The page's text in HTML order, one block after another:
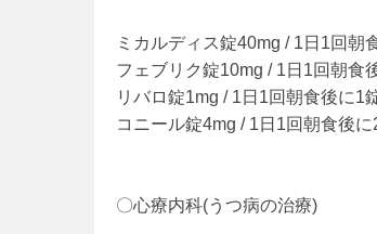
ミカルディス錠40mg / 1日1回朝
フェブリク錠10mg / 1日1回朝食
リバロ錠1mg / 1日1回朝食後に1
コニール錠4mg / 1日1回朝食後に
〇心療内科(うつ病の治療)